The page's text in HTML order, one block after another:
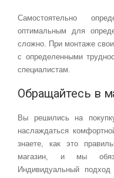
Самостоятельно
оптимальным для
сложно. При монтаже
с определенными
специалистам.
Обращайтесь в
Вы решились на
наслаждаться
знаете, как это
магазин, и мы
Индивидуальный